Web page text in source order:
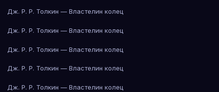
Дж. Р. Р. Толкин — Властелин колец
Дж. Р. Р. Толкин — Властелин колец
Дж. Р. Р. Толкин — Властелин колец
Дж. Р. Р. Толкин — Властелин колец
Дж. Р. Р. Толкин — Властелин колец